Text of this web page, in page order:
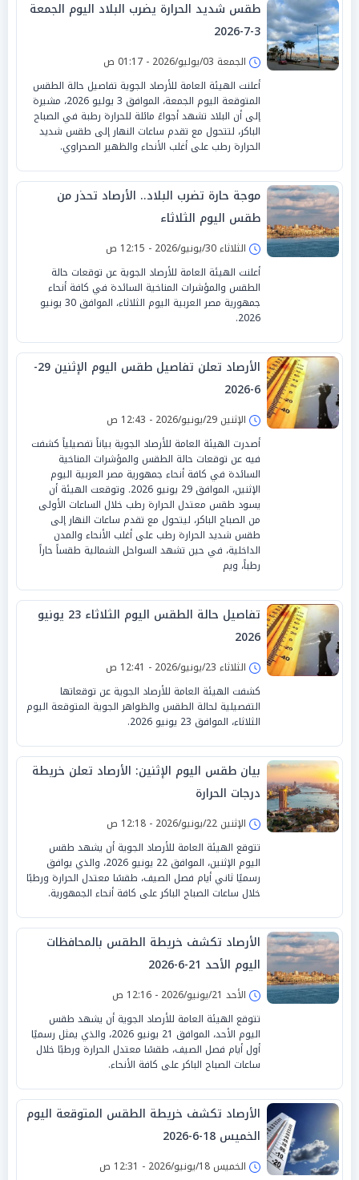
طقس شديد الحرارة يضرب البلاد اليوم الجمعة
3-7-2026
الجمعة 03/يوليو/2026 - 01:17 ص
أعلنت الهيئة العامة للأرصاد الجوية تفاصيل حالة الطقس
المتوقعة اليوم الجمعة، الموافق 3 يوليو 2026، مشيرة
إلى أن البلاد تشهد أجواءً مائلة للحرارة رطبة في الصباح
الباكر، لتتحول مع تقدم ساعات النهار إلى طقس شديد
الحرارة رطب على أغلب الأنحاء والظهير الصحراوي.
موجة حارة تضرب البلاد.. الأرصاد تحذر من
طقس اليوم الثلاثاء
الثلاثاء 30/يونيو/2026 - 12:15 ص
أعلنت الهيئة العامة للأرصاد الجوية عن توقعات حالة
الطقس والمؤشرات المناخية السائدة في كافة أنحاء
جمهورية مصر العربية اليوم الثلاثاء، الموافق 30 يونيو
2026.
الأرصاد تعلن تفاصيل طقس اليوم الإثنين 29-
6-2026
الإثنين 29/يونيو/2026 - 12:43 ص
أصدرت الهيئة العامة للأرصاد الجوية بياناً تفصيلياً كشفت
فيه عن توقعات حالة الطقس والمؤشرات المناخية
السائدة في كافة أنحاء جمهورية مصر العربية اليوم
الإثنين، الموافق 29 يونيو 2026. وتوقعت الهيئة أن
يسود طقس معتدل الحرارة رطب خلال الساعات الأولى
من الصباح الباكر، ليتحول مع تقدم ساعات النهار إلى
طقس شديد الحرارة رطب على أغلب الأنحاء والمدن
الداخلية، في حين تشهد السواحل الشمالية طقساً حاراً
رطباً، ويم
تفاصيل حالة الطقس اليوم الثلاثاء 23 يونيو
2026
الثلاثاء 23/يونيو/2026 - 12:41 ص
كشفت الهيئة العامة للأرصاد الجوية عن توقعاتها
التفصيلية لحالة الطقس والظواهر الجوية المتوقعة اليوم
الثلاثاء، الموافق 23 يونيو 2026.
بيان طقس اليوم الإثنين: الأرصاد تعلن خريطة
درجات الحرارة
الإثنين 22/يونيو/2026 - 12:18 ص
تتوقع الهيئة العامة للأرصاد الجوية أن يشهد طقس
اليوم الإثنين، الموافق 22 يونيو 2026، والذي يوافق
رسميًا ثاني أيام فصل الصيف، طقسًا معتدل الحرارة ورطبًا
خلال ساعات الصباح الباكر على كافة أنحاء الجمهورية.
الأرصاد تكشف خريطة الطقس بالمحافظات
اليوم الأحد 21-6-2026
الأحد 21/يونيو/2026 - 12:16 ص
تتوقع الهيئة العامة للأرصاد الجوية أن يشهد طقس
اليوم الأحد، الموافق 21 يونيو 2026، والذي يمثل رسميًا
أول أيام فصل الصيف، طقسًا معتدل الحرارة ورطبًا خلال
ساعات الصباح الباكر على كافة الأنحاء.
الأرصاد تكشف خريطة الطقس المتوقعة اليوم
الخميس 18-6-2026
الخميس 18/يونيو/2026 - 12:31 ص